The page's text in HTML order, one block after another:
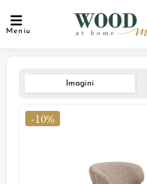
Meniu
Imagini
-10%